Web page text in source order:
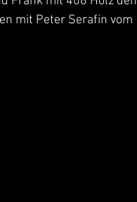
mit Peter Serafin vom